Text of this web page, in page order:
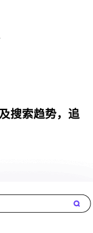
搜索趋势，追